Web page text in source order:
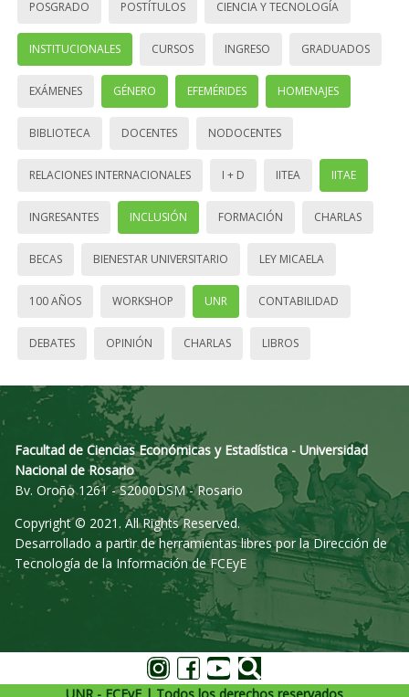
POSGRADO POSTÍTULOS CIENCIA Y TECNOLOGÍA
INSTITUCIONALES CURSOS INGRESO GRADUADOS
EXÁMENES GÉNERO EFEMÉRIDES HOMENAJES
BIBLIOTECA DOCENTES NODOCENTES
RELACIONES INTERNACIONALES I + D IITEA IITAE
INGRESANTES INCLUSIÓN FORMACIÓN CHARLAS
BECAS BIENESTAR UNIVERSITARIO LEY MICAELA
100 AÑOS WORKSHOP UNR CONTABILIDAD
DEBATES OPINIÓN CHARLAS LIBROS
Facultad de Ciencias Económicas y Estadística - Universidad
Nacional de Rosario
Bv. Oroño 1261 - S2000DSM - Rosario
Copyright © 2021. All Rights Reserved.
Desarrollado a partir de herramientas libres por la Dirección de
Tecnología de la Información de FCEyE